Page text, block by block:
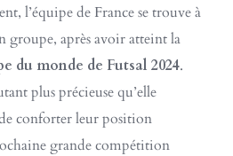
l’équipe de France se trouve à
groupe, après avoir atteint la
du monde de Futsal 2024.
plus précieuse qu’elle
conforter leur position
grande compétition